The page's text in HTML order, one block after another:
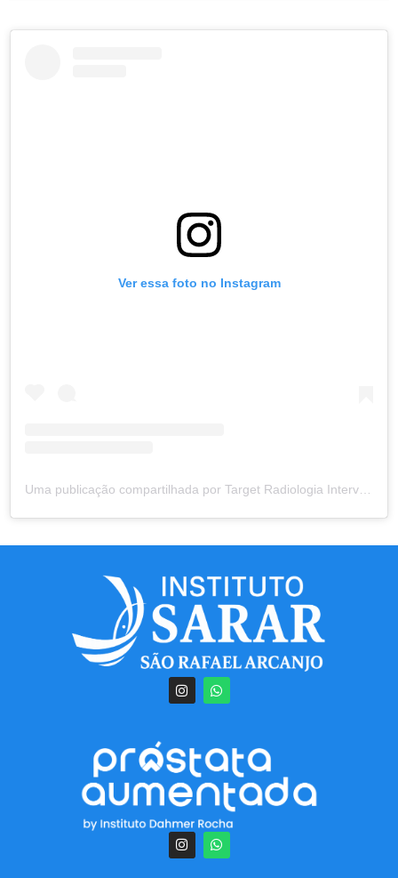
Ver essa foto no Instagram
Uma publicação compartilhada por Target Radiologia Intervencionista e Angiorradiologia | Goiânia (@target.intervencao)